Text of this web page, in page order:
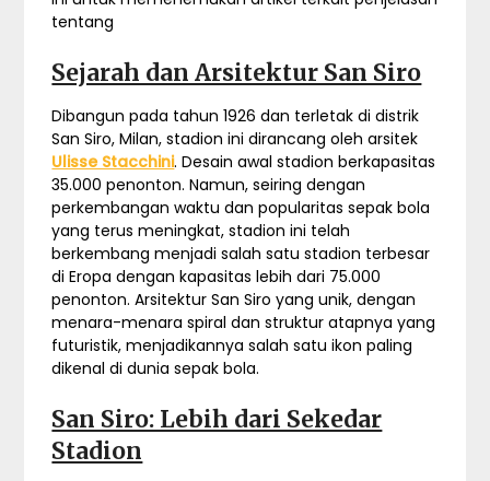
tentang
Sejarah dan Arsitektur San Siro
Dibangun pada tahun 1926 dan terletak di distrik
San Siro, Milan, stadion ini dirancang oleh arsitek
Ulisse Stacchini. Desain awal stadion berkapasitas
35.000 penonton. Namun, seiring dengan
perkembangan waktu dan popularitas sepak bola
yang terus meningkat, stadion ini telah
berkembang menjadi salah satu stadion terbesar
di Eropa dengan kapasitas lebih dari 75.000
penonton. Arsitektur San Siro yang unik, dengan
menara-menara spiral dan struktur atapnya yang
futuristik, menjadikannya salah satu ikon paling
dikenal di dunia sepak bola.
San Siro: Lebih dari Sekedar
Stadion